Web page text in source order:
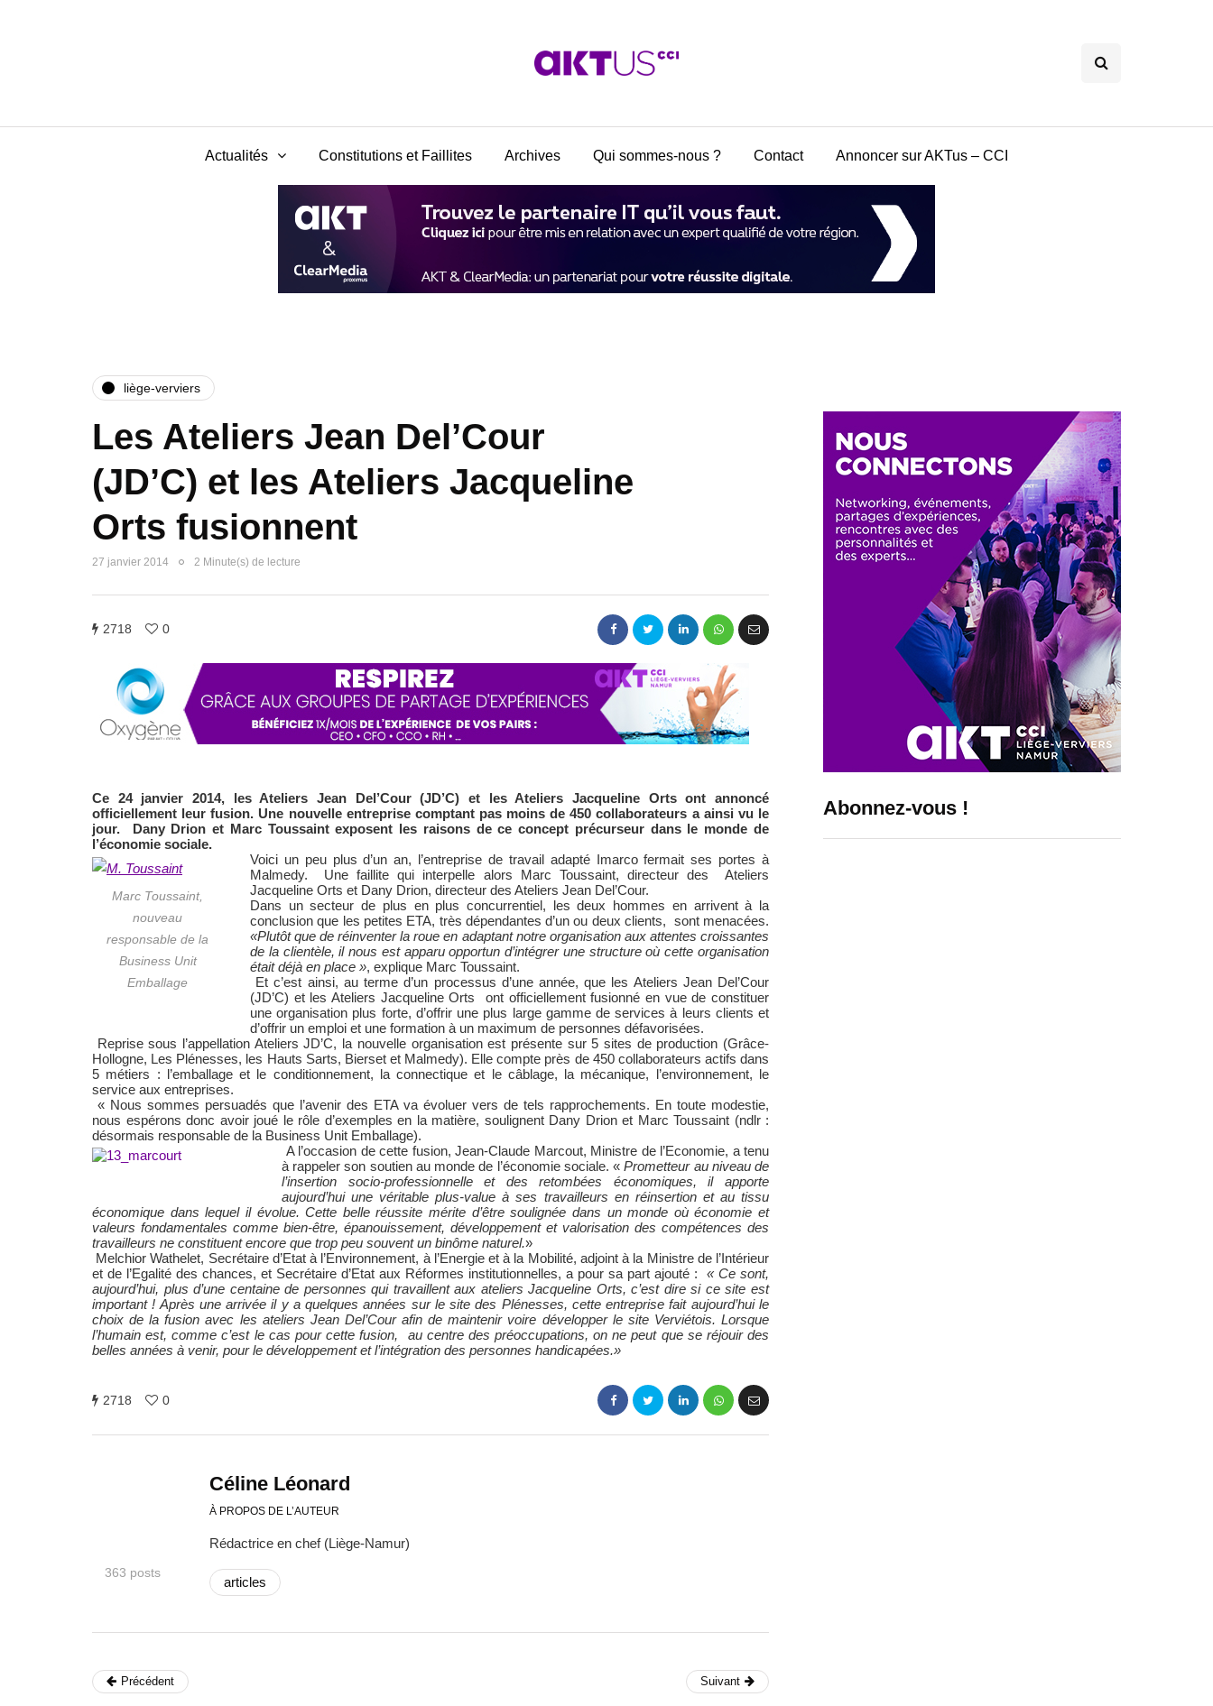
Actualités Constitutions et Faillites Archives Qui sommes-nous ? Contact Annoncer sur AKTus – CCI
liège-verviers
Les Ateliers Jean Del’Cour
(JD’C) et les Ateliers Jacqueline
Orts fusionnent
27 janvier 2014 2 Minute(s) de lecture
2718 0
Ce 24 janvier 2014, les Ateliers Jean Del’Cour (JD’C) et les Ateliers Jacqueline Orts ont annoncé
officiellement leur fusion. Une nouvelle entreprise comptant pas moins de 450 collaborateurs a ainsi vu le
jour.
Dany Drion et Marc Toussaint exposent les raisons de ce concept précurseur dans le monde de
l’économie sociale.
Marc Toussaint,
nouveau
responsable de la
Business Unit
Emballage
Voici un peu plus d’un an, l’entreprise de travail adapté Imarco fermait ses portes à
Malmedy.
Une faillite qui interpelle alors Marc Toussaint, directeur des
Ateliers
Jacqueline Orts et Dany Drion, directeur des Ateliers Jean Del’Cour.
Dans un secteur de plus en plus concurrentiel, les deux hommes en arrivent à la
conclusion que les petites ETA, très dépendantes d’un ou deux clients, sont menacées.
«Plutôt que de réinventer la roue en adaptant notre organisation aux attentes croissantes
de la clientèle, il nous est apparu opportun d’intégrer une structure où cette organisation
était déjà en place », explique Marc Toussaint.
Et c’est ainsi, au terme d’un processus d’une année, que les Ateliers Jean Del’Cour
(JD’C) et les Ateliers Jacqueline Orts
ont officiellement fusionné en vue de constituer
une organisation plus forte, d’offrir une plus large gamme de services à leurs clients et
d’offrir un emploi et une formation à un maximum de personnes défavorisées.
Reprise sous l’appellation Ateliers JD’C, la nouvelle organisation est présente sur 5 sites de production (Grâce-
Hollogne, Les Plénesses, les Hauts Sarts, Bierset et Malmedy). Elle compte près de 450 collaborateurs actifs dans
5 métiers : l’emballage et le conditionnement, la connectique et le câblage, la mécanique, l’environnement, le
service aux entreprises.
« Nous sommes persuadés que l’avenir des ETA va évoluer vers de tels rapprochements. En toute modestie,
nous espérons donc avoir joué le rôle d’exemples en la matière, soulignent Dany Drion et Marc Toussaint (ndlr :
désormais responsable de la Business Unit Emballage).
A l’occasion de cette fusion, Jean-Claude Marcout, Ministre de l’Economie, a tenu
à rappeler son soutien au monde de l’économie sociale. «Prometteur au niveau de
l’insertion socio-professionnelle et des retombées économiques, il apporte
aujourd’hui une véritable plus-value à ses travailleurs en réinsertion et au tissu
économique dans lequel il évolue. Cette belle réussite mérite d’être soulignée dans un monde où économie et
valeurs fondamentales comme bien-être, épanouissement, développement et valorisation des compétences des
travailleurs ne constituent encore que trop peu souvent un binôme naturel.»
Melchior Wathelet, Secrétaire d’Etat à l’Environnement, à l’Energie et à la Mobilité, adjoint à la Ministre de l’Intérieur
et de l’Egalité des chances, et Secrétaire d’Etat aux Réformes institutionnelles, a pour sa part ajouté :
« Ce sont,
aujourd’hui, plus d’une centaine de personnes qui travaillent aux ateliers Jacqueline Orts, c’est dire si ce site est
important ! Après une arrivée il y a quelques années sur le site des Plénesses, cette entreprise fait aujourd’hui le
choix de la fusion avec les ateliers Jean Del’Cour afin de maintenir voire développer le site Verviétois. Lorsque
l’humain est, comme c’est le cas pour cette fusion,
au centre des préoccupations, on ne peut que se réjouir des
belles années à venir, pour le développement et l’intégration des personnes handicapées.»
2718 0
Abonnez-vous !
363 posts
Céline Léonard
À PROPOS DE L’AUTEUR
Rédactrice en chef (Liège-Namur)
articles
Précédent Suivant